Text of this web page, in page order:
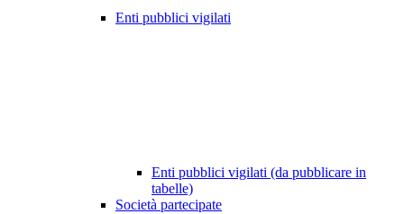
Enti pubblici vigilati
Enti pubblici vigilati (da pubblicare in
tabelle)
Società partecipate